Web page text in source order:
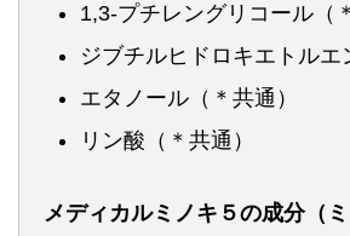
1,3-プチレングリコール（
ジブチルヒドロキエトルエ
エタノール（＊共通）
リン酸（＊共通）
メディカルミノキ５の成分（